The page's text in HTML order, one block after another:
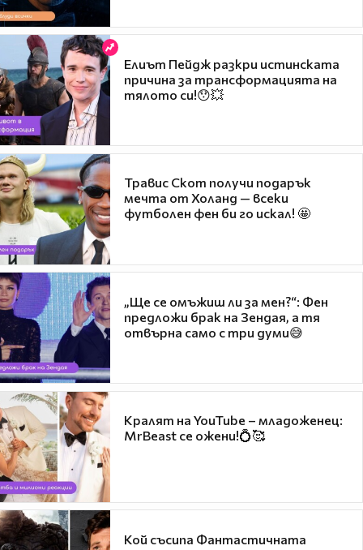
Елиът Пейдж разкри истинската
причина за трансформацията на
тялото си!😯💥
Травис Скот получи подарък
мечта от Холанд — всеки
футболен фен би го искал! 🤩
„Ще се омъжиш ли за мен?“: Фен
предложи брак на Зендая, а тя
отвърна само с три думи😅
Кралят на YouTube – младоженец:
MrBeast се ожени!💍🥰
Кой съсипа Фантастичната